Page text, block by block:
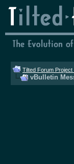
Tilted Forum
vBulletin